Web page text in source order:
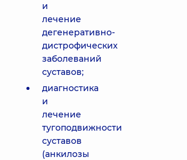
и
лечение
дегенеративно-
дистрофических
заболеваний
суставов;
диагностика
и
лечение
тугоподвижности
суставов
(анкилозы